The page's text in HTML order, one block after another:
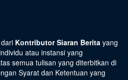
Kontributor Siaran Berita yang
atau instansi yang
semua tulisan yang diterbitkan di
Syarat dan Ketentuan yang